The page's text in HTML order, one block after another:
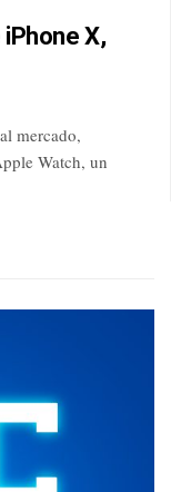
X,
mercado,
Watch, un